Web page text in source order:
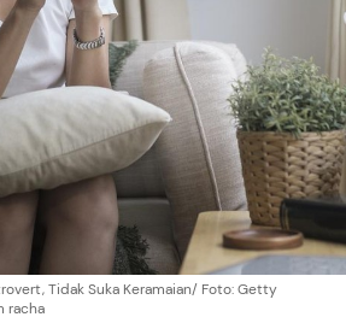
Tidak Suka Keramaian/ Foto: Getty
racha